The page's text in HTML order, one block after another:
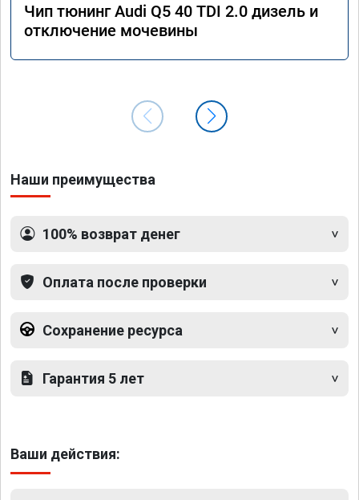
Чип тюнинг Audi Q5 40 TDI 2.0 дизель и
отключение мочевины
Наши преимущества
100% возврат денег
Оплата после проверки
Сохранение ресурса
Гарантия 5 лет
Ваши действия: